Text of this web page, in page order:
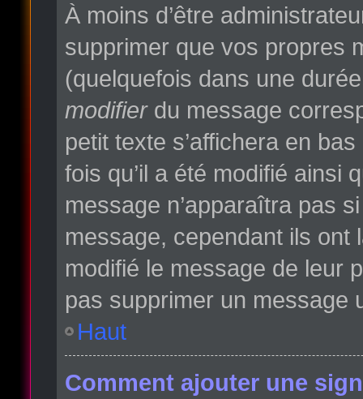
À moins d’être
supprimer que vos propres
(quelquefois dans une
modifierdu message
petit texte s’affichera en
fois qu’il a été modifié ainsi
message n’apparaîtra pas
message, cependant ils ont
modifié le message de leur
pas supprimer un message
Haut
Comment ajouter une